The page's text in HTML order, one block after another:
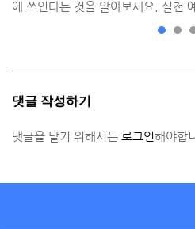
에 쓰인다는 것을 알아보세요. 실전
댓글 작성하기
댓글을 달기 위해서는 로그인해야합